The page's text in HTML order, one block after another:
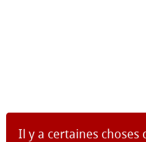
Il y a certaines choses